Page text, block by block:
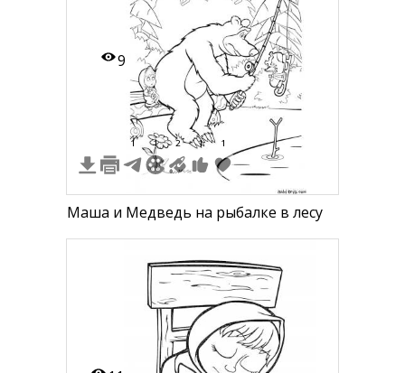
9
1 1 2 1 1
Маша и Медведь на рыбалке в лесу